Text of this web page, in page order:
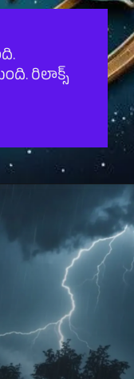
రిలాక్స్